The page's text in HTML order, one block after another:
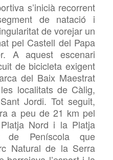
s’inicià recorrent
de natació i
de vorejar un
pel Castell del Papa
A aquest escenari
de bicicleta exigent
del Baix Maestrat
localitats de Càlig,
Jordi. Tot seguit,
a peu de 21 km pel
Nord i la Platja
Peníscola que
Natural de la Serra